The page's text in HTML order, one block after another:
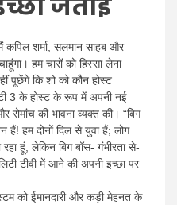
जताई
शर्मा, सलमान साहब और
हम चारों को हिस्सा लेना
पूछेंगे कि शो को कौन होस्ट
3 के होस्ट के रूप में अपनी नई
रोमांच की भावना व्यक्त की। “बिग
हम दोनों दिल से युवा हैं; लोग
हूं, लेकिन बिग बॉस- गंभीरता से-
टीवी में आने की अपनी इच्छा पर
को ईमानदारी और कड़ी मेहनत के